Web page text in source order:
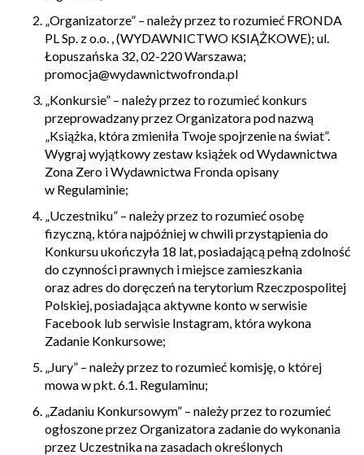
„Organizatorze” – należy przez to rozumieć FRONDA
PL Sp. z o.o. , (WYDAWNICTWO KSIĄŻKOWE); ul.
Łopuszańska 32, 02-220 Warszawa;
promocja@wydawnictwofronda.pl
„Konkursie” – należy przez to rozumieć konkurs
przeprowadzany przez Organizatora pod nazwą
„Książka, która zmieniła Twoje spojrzenie na świat”.
Wygraj wyjątkowy zestaw książek od Wydawnictwa
Zona Zero i Wydawnictwa Fronda opisany
w Regulaminie;
„Uczestniku” – należy przez to rozumieć osobę
fizyczną, która najpóźniej w chwili przystąpienia do
Konkursu ukończyła 18 lat, posiadającą pełną zdolność
do czynności prawnych i miejsce zamieszkania
oraz adres do doręczeń na terytorium Rzeczpospolitej
Polskiej, posiadająca aktywne konto w serwisie
Facebook lub serwisie Instagram, która wykona
Zadanie Konkursowe;
„Jury” – należy przez to rozumieć komisję, o której
mowa w pkt. 6.1. Regulaminu;
„Zadaniu Konkursowym” – należy przez to rozumieć
ogłoszone przez Organizatora zadanie do wykonania
przez Uczestnika na zasadach określonych